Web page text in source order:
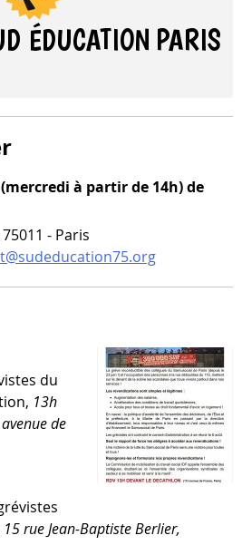
ÉDUCATION PARIS
à partir de 14h) de
- Paris
du
13h
de
15 rue Jean-​Baptiste Berlier,